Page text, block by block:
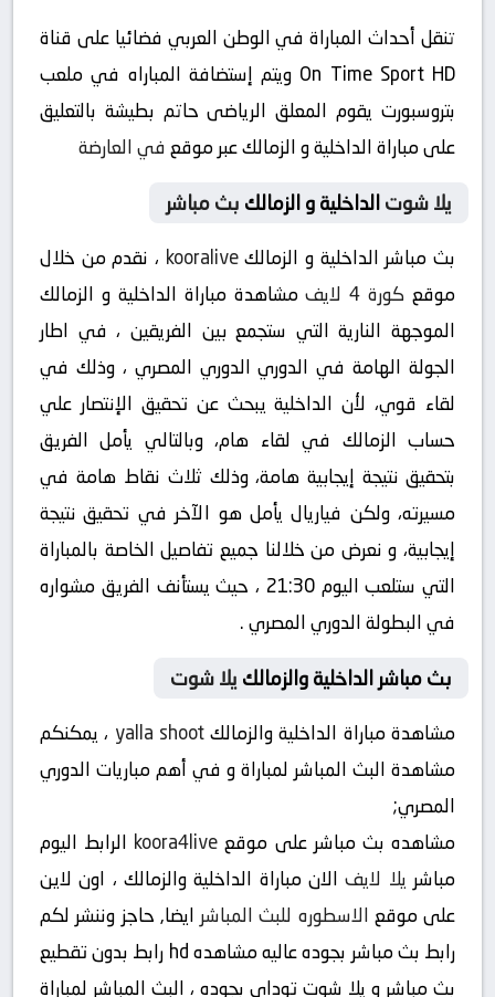
تنقل أحداث المباراة في الوطن العربي فضائيا على قناة
On Time Sport HD ويتم إستضافة المباراه في ملعب
بتروسبورت يقوم المعلق الرياضى حاتم بطيشة بالتعليق
على مباراة الداخلية و الزمالك عبر موقعفي العارضة
يلا شوتالداخلية و الزمالك بث مباشر
بث مباشر الداخلية و الزمالكkooralive ، نقدم من خلال
موقع كورة 4 لايف
مشاهدة مباراة الداخلية و الزمالك
الموجهة النارية التي ستجمع بين الفريقين ، في اطار
الجولة الهامة في الدوري الدوري المصري ، وذلك في
لقاء قوي، لأن الداخلية يبحث عن تحقيق الإنتصار علي
حساب الزمالك في لقاء هام، وبالتالي يأمل الفريق
بتحقيق نتيجة إيجابية هامة، وذلك ثلاث نقاط هامة في
مسيرته، ولكن فياريال يأمل هو الآخر في تحقيق نتيجة
إيجابية، و نعرض من خلالنا جميع تفاصيل الخاصة بالمباراة
التي ستلعب اليوم 21:30 ، حيث يستأنف الفريق مشواره
في البطولة الدوري المصري .
بث مباشر الداخلية والزمالك يلا شوت
مشاهدة مباراة الداخلية والزمالكyalla shoot ، يمكنكم
مشاهدة البث المباشر لمباراة و في أهم مباريات الدوري
المصري;
مشاهده بث مباشر على موقع koora4live الرابط اليوم
مباشر يلا لايفالان مباراة الداخلية والزمالك ، اون لاين
على موقع الاسطوره للبث المباشر ايضا, حاجز وننشر لكم
رابط بث مباشر بجوده عاليه مشاهده hd رابط بدون تقطيع
بث مباشر و يلا شوت توداي بجوده ، البث المباشر لمباراة